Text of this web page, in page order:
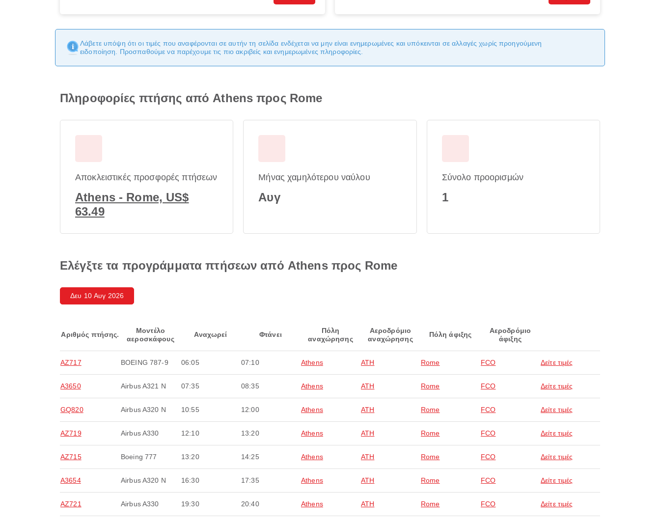
Λάβετε υπόψη ότι οι τιμές που αναφέρονται σε αυτήν τη σελίδα ενδέχεται να μην είναι ενημερωμένες και υπόκεινται σε αλλαγές χωρίς προηγούμενη
ειδοποίηση. Προσπαθούμε να παρέχουμε τις πιο ακριβείς και ενημερωμένες πληροφορίες.
Πληροφορίες πτήσης από Athens προς Rome
Αποκλειστικές προσφορές πτήσεων
Athens - Rome, US$
63.49
Μήνας χαμηλότερου ναύλου
Αυγ
Σύνολο προορισμών
1
Ελέγξτε τα προγράμματα πτήσεων από Athens προς Rome
Δευ 10 Αυγ 2026
Αριθμός πτήσης.
Μοντέλο
αεροσκάφους
Αναχωρεί Φτάνει
Πόλη
αναχώρησης
Αεροδρόμιο
αναχώρησης
Πόλη άφιξης
Αεροδρόμιο
άφιξης
AZ717 BOEING 787-9 06:05 07:10 Athens ATH Rome FCO Δείτε τιμές
A3650 Airbus A321 N 07:35 08:35 Athens ATH Rome FCO Δείτε τιμές
GQ820 Airbus A320 N 10:55 12:00 Athens ATH Rome FCO Δείτε τιμές
AZ719 Airbus A330 12:10 13:20 Athens ATH Rome FCO Δείτε τιμές
AZ715 Boeing 777 13:20 14:25 Athens ATH Rome FCO Δείτε τιμές
A3654 Airbus A320 N 16:30 17:35 Athens ATH Rome FCO Δείτε τιμές
AZ721 Airbus A330 19:30 20:40 Athens ATH Rome FCO Δείτε τιμές